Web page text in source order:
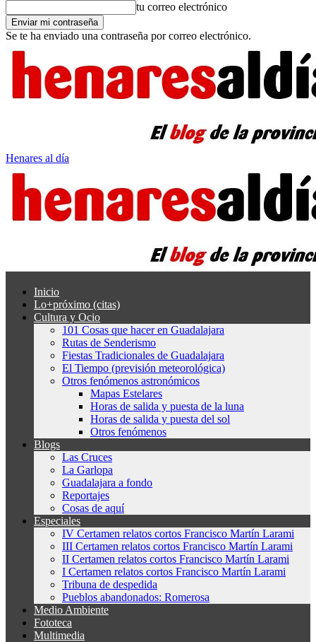
tu correo electrónico
Se te ha enviado una contraseña por correo electrónico.
Henares al día
Inicio
Lo+próximo (citas)
Cultura y Ocio
101 Cosas que hacer en Guadalajara
Rutas de Senderismo
Fiestas Tradicionales de Guadalajara
El Tiempo (previsión meteorológica)
Otros fenómenos astronómicos
Mapas Estelares
Horas de salida y puesta de la luna
Horas de salida y puesta del sol
Otros fenómenos
Blogs
Las Cruces
La Garlopa
Guadalajara a fondo
Reportajes
Cosas de aquí
Especiales
IV Certamen relatos cortos Francisco Martín Larami
III Certamen relatos cortos Francisco Martín Larami
II Certamen relatos cortos Francisco Martín Larami
I Certamen relatos cortos Francisco Martín Larami
Tribuna de despedida
Pueblos abandonados: Romerosa
Medio Ambiente
Fototeca
Multimedia